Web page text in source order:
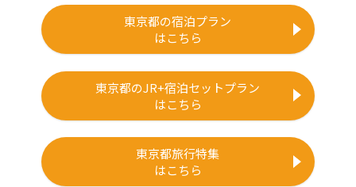
東京都の宿泊プラン
はこちら
東京都のJR+宿泊セットプラン
はこちら
東京都旅行特集
はこちら